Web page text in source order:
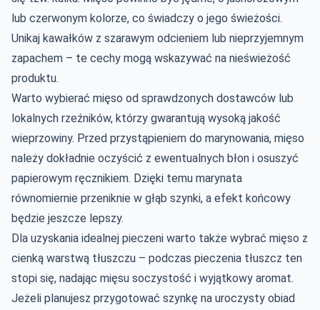
lub czerwonym kolorze, co świadczy o jego świeżości.
Unikaj kawałków z szarawym odcieniem lub nieprzyjemnym
zapachem – te cechy mogą wskazywać na nieświeżość
produktu.
Warto wybierać mięso od sprawdzonych dostawców lub
lokalnych rzeźników, którzy gwarantują wysoką jakość
wieprzowiny. Przed przystąpieniem do marynowania, mięso
należy dokładnie oczyścić z ewentualnych błon i osuszyć
papierowym ręcznikiem. Dzięki temu marynata
równomiernie przeniknie w głąb szynki, a efekt końcowy
będzie jeszcze lepszy.
Dla uzyskania idealnej pieczeni warto także wybrać mięso z
cienką warstwą tłuszczu – podczas pieczenia tłuszcz ten
stopi się, nadając mięsu soczystość i wyjątkowy aromat.
Jeżeli planujesz przygotować szynkę na uroczysty obiad